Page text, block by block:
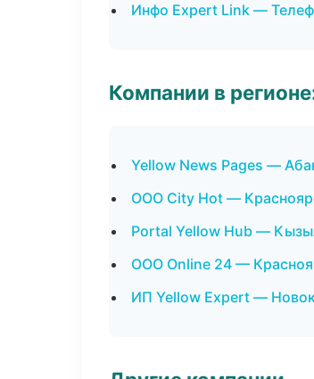
Инфо Expert Link —
Компании в
Yellow News Pages —
ООО City Hot —
Portal Yellow Hub —
ООО Online 24 —
ИП Yellow Expert —